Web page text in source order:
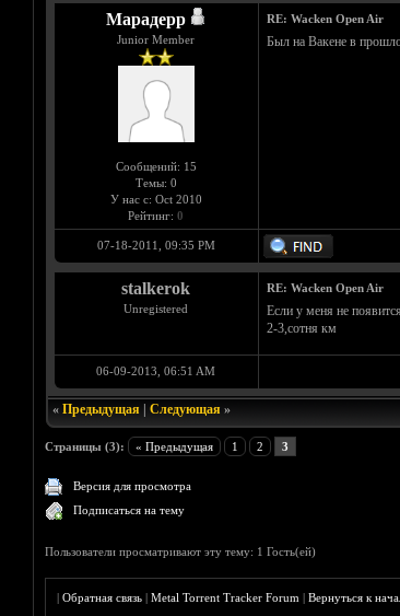
Марадерр
Junior Member
Сообщений: 15
Темы: 0
У нас с: Oct 2010
Рейтинг: 0
RE: Wacken Open Air
Был на Вакене в
07-18-2011, 09:35 PM
stalkerok
Unregistered
RE: Wacken Open Air
Если у меня не
2-3,сотня км
06-09-2013, 06:51 AM
« Предыдущая| Следующая»
Страницы (3): « Предыдущая 1 2 3
Версия для просмотра
Подписаться на тему
Пользователи просматривают эту тему: 1 Гость(ей)
|Обратная связь |Metal Torrent Tracker Forum |Вернуться к